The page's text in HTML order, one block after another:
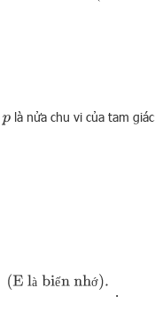
plà nửa chu vi của tam giác
à ế ớ
là biến nhớ)
.